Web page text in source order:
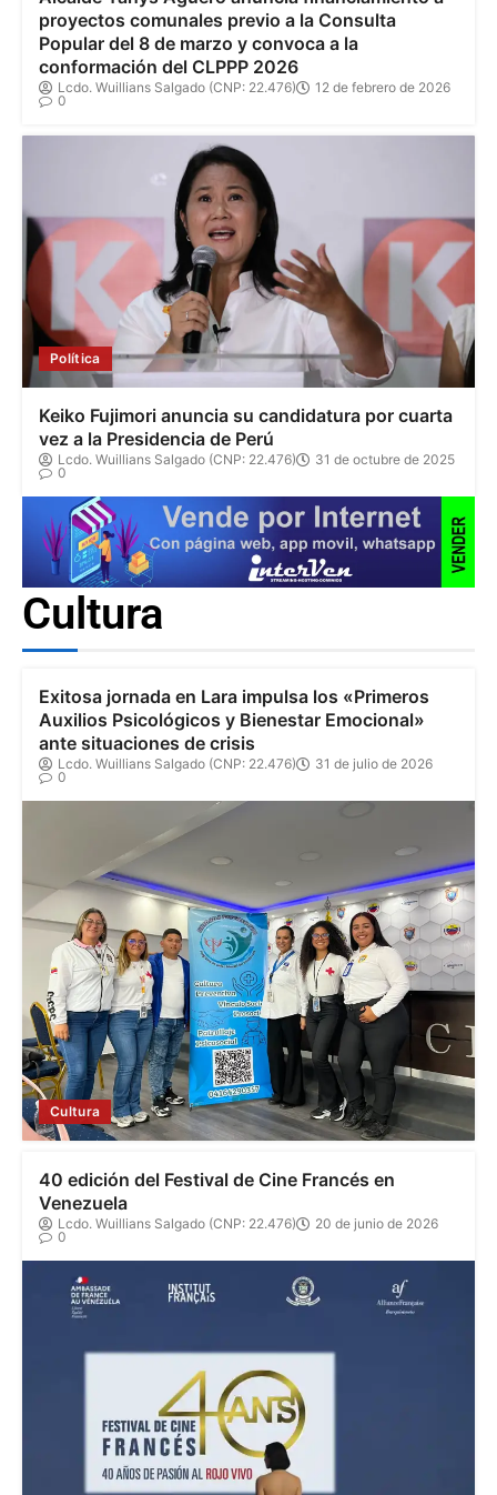
proyectos comunales previo a la Consulta
Popular del 8 de marzo y convoca a la
conformación del CLPPP 2026
Lcdo. Wuillians Salgado (CNP: 22.476)
12 de febrero de 2026
0
Política
Keiko Fujimori anuncia su candidatura por cuarta
vez a la Presidencia de Perú
Lcdo. Wuillians Salgado (CNP: 22.476)
31 de octubre de 2025
0
Cultura
Cultura
Exitosa jornada en Lara impulsa los «Primeros
Auxilios Psicológicos y Bienestar Emocional»
ante situaciones de crisis
Lcdo. Wuillians Salgado (CNP: 22.476)
31 de julio de 2026
0
40 edición del Festival de Cine Francés en
Venezuela
Lcdo. Wuillians Salgado (CNP: 22.476)
20 de junio de 2026
0